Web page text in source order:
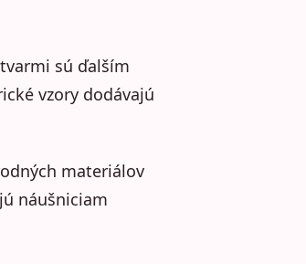
sú ďalším
vzory dodávajú
materiálov
náušniciam